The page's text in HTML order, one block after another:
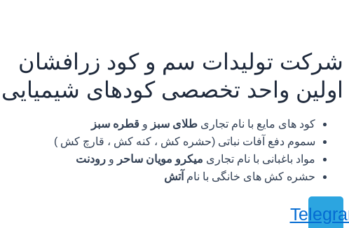
شرکت تولیدات سم و کود زرافشان
اولین واحد تخصصی کودهای شیمیایی
کود های مایع با نام تجاری طلای سبز و قطره سبز
سموم دفع آفات نباتی (حشره کش ، کنه کش ، قارچ کش )
مواد باغبانی با نام تجاری میکرو مویان ساحر و رودنت
حشره کش های خانگی با نام آتش